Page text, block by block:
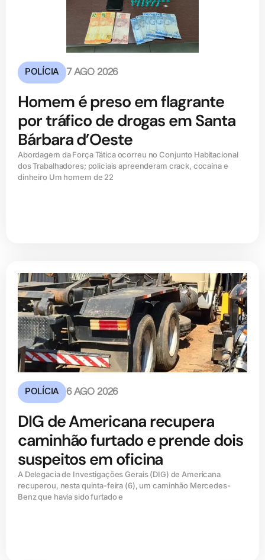
POLÍCIA 7 AGO 2026
Homem é preso em flagrante
por tráfico de drogas em Santa
Bárbara d’Oeste
Abordagem da Força Tática ocorreu no Conjunto Habitacional
dos Trabalhadores; policiais apreenderam crack, cocaína e
dinheiro Um homem de 22
POLÍCIA 6 AGO 2026
DIG de Americana recupera
caminhão furtado e prende dois
suspeitos em oficina
A Delegacia de Investigações Gerais (DIG) de Americana
recuperou, nesta quinta-feira (6), um caminhão Mercedes-
Benz que havia sido furtado e